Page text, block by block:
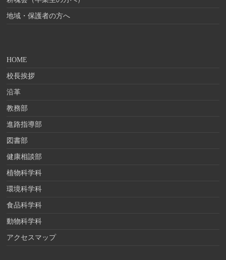
地域・保護者の方へ
HOME
校長挨拶
沿革
教務部
進路指導部
図書部
健康相談部
植物科学科
環境科学科
食品科学科
動物科学科
アクセスマップ